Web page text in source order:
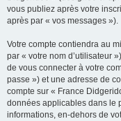
vous publiez après votre
après par « vos messages »).
Votre compte contiendra au
par « votre nom d’utilisateur
de vous connecter à votre
passe ») et une adresse de
compte sur « France
données applicables dans le
informations, en-dehors de